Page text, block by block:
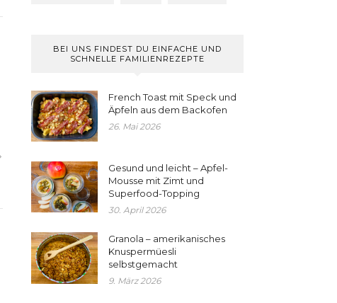
BEI UNS FINDEST DU EINFACHE UND
SCHNELLE FAMILIENREZEPTE
French Toast mit Speck und
Äpfeln aus dem Backofen
26. Mai 2026
Gesund und leicht – Apfel-
Mousse mit Zimt und
Superfood-Topping
30. April 2026
Granola – amerikanisches
Knuspermüesli
selbstgemacht
9. März 2026